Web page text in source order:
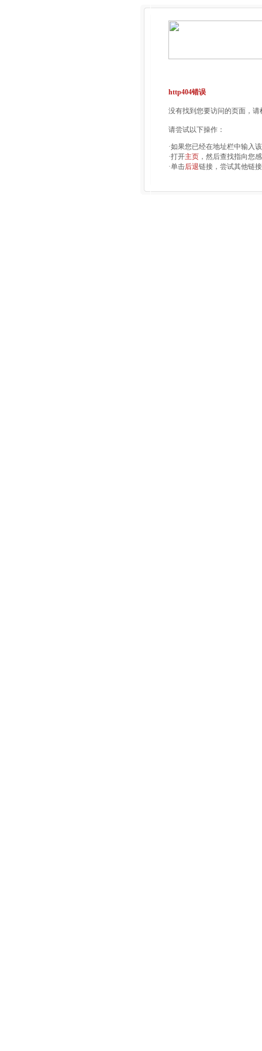
http404错误
没有找到您要访问的页面，
请尝试以下操作：
·如果您已经在地址栏中输入
·打开主页 ，然后查找指向您
·单击后退链接，尝试其他链